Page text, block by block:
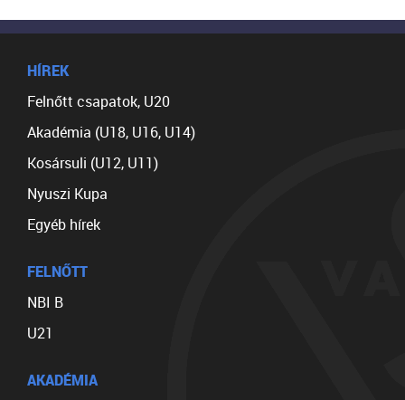
HÍREK
Felnőtt csapatok, U20
Akadémia (U18, U16, U14)
Kosársuli (U12, U11)
Nyuszi Kupa
Egyéb hírek
FELNŐTT
NBI B
U21
AKADÉMIA